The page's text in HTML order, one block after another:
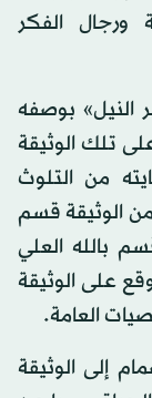
ورجال الفكر
النيل» بوصفه
تلك الوثيقة
من التلوث
الوثيقة قسم
بالله العلي
على الوثيقة
العامة.
إلى الوثيقة